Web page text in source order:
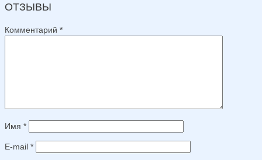
ОТЗЫВЫ
Комментарий *
Имя *
E-mail *